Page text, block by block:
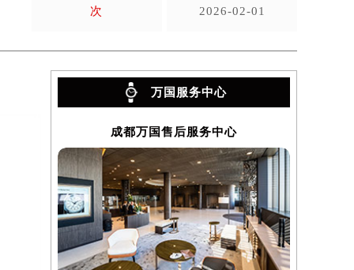
次 2026-02-01
万国服务中心
成都万国售后服务中心